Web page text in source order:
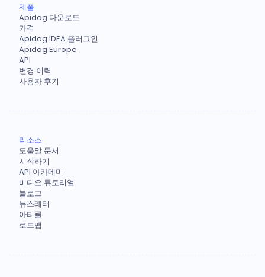
제품
Apidog 다운로드
가격
Apidog IDEA 플러그인
Apidog Europe
API
변경 이력
사용자 후기
리소스
도움말 문서
시작하기
API 아카데미
비디오 튜토리얼
블로그
뉴스레터
아티클
로드맵